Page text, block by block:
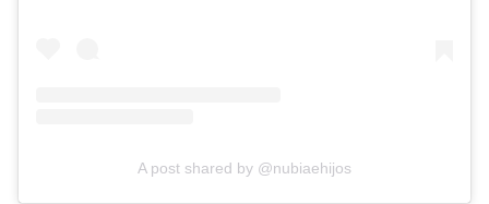
A post shared by @nubiaehijos